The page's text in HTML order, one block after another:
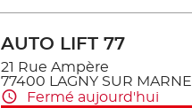
AUTO LIFT 77
21 Rue Ampère
77400 LAGNY SUR MARNE
Fermé aujourd'hui